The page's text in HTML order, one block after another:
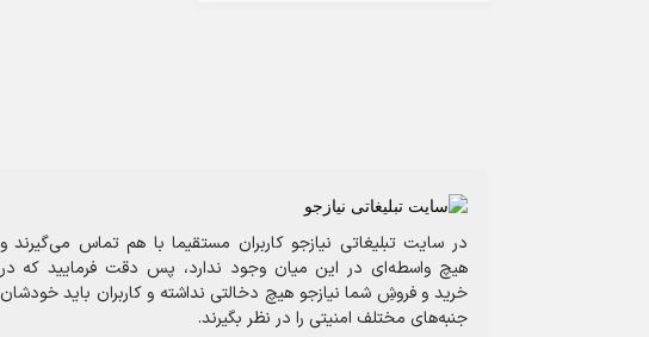
در سایت تبلیغاتی نیازجو کاربران مستقیما با هم تماس می‌گیرند و
هیچ واسطه‌ای در این میان وجود ندارد، پس دقت فرمایید که در
خرید و فروشِ شما نیازجو هیچ دخالتی نداشته و کاربران باید خودشان
جنبه‌های مختلف امنیتی را در نظر بگیرند.